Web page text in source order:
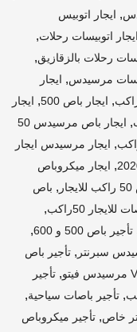
, ايجار اتوبيس
ايجار اتوبيسات رحلات,
رحلات بالزقازيق,
مرسيدس, ايجار
, ايجار باص 500 , ايجار
,
ايجار باص مرسيدس 50
, ايجار مرسيدس ايجار
, ايجار ميكروباص
, باص
للايجار 50راكب ,
تأجير باص 500 و 600 ,
, تأجير باص
, تأجير
, تأجير باصات سياحية,
خاص, تأجير ميكروباص